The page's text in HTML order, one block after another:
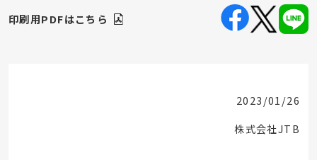
印刷用PDFはこちら
2023/01/26
株式会社JTB